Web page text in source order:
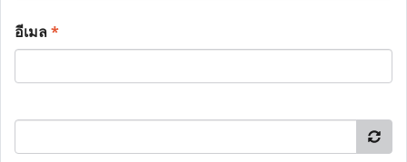
อีเมล*